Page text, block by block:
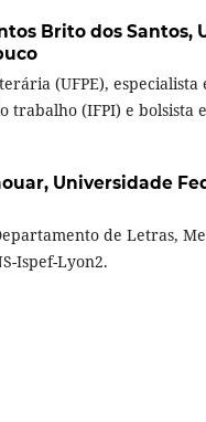
Brito dos Santos,
(UFPE), especialista
trabalho (IFPI) e bolsista
Universidade
de Letras,
Ispef-Lyon2.